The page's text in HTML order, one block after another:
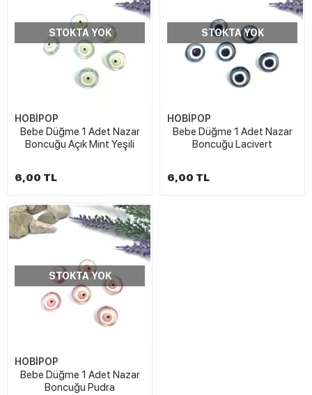
STOKTA YOK
HOBİPOP
Bebe Düğme 1 Adet Nazar
Boncuğu Açık Mint Yeşili
6,00 TL
STOKTA YOK
HOBİPOP
Bebe Düğme 1 Adet Nazar
Boncuğu Lacivert
6,00 TL
STOKTA YOK
HOBİPOP
Bebe Düğme 1 Adet Nazar
Boncuğu Pudra